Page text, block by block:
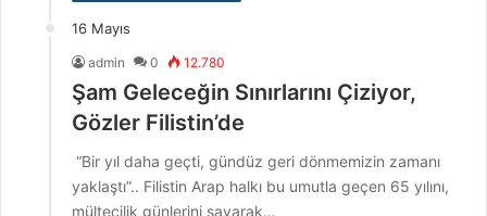
16 Mayıs
admin 0 12.780
Şam Geleceğin Sınırlarını Çiziyor,
Gözler Filistin’de
“Bir yıl daha geçti, gündüz geri dönmemizin zamanı
yaklaştı”.. Filistin Arap halkı bu umutla geçen 65 yılını,
mültecilik günlerini sayarak…